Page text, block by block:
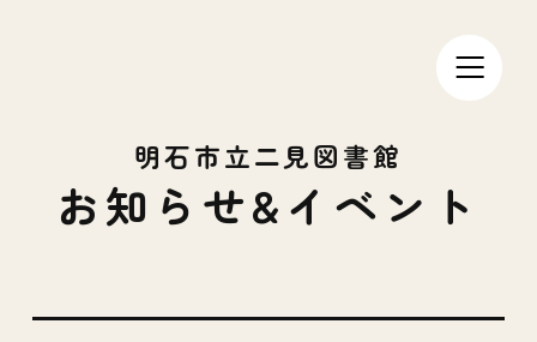
明石市立二見図書館
お知らせ&イベント